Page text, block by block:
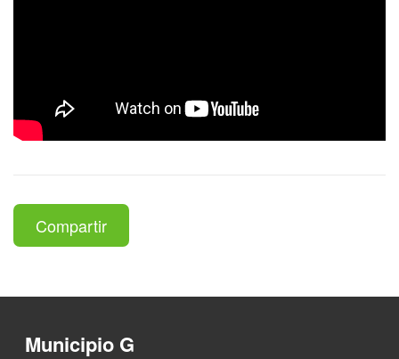
Compartir
Municipio G